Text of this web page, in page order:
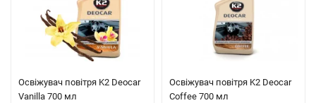
Освіжувач повітря K2 Deocar
Vanilla 700 мл
Освіжувач повітря K2 Deocar
Coffee 700 мл